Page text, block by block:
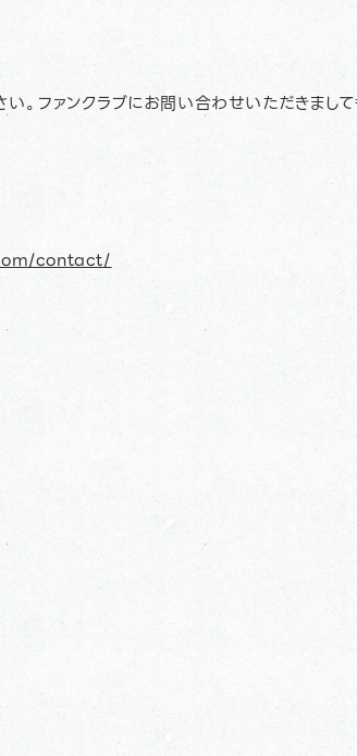
ファンクラブにお問い合わせいただきまし
contact/